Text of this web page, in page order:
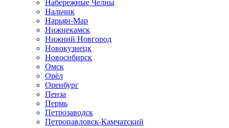
Набережные Челны
Нальчик
Нарьян-Мар
Нижнекамск
Нижний Новгород
Новокузнецк
Новосибирск
Омск
Орёл
Оренбург
Пенза
Пермь
Петрозаводск
Петропавловск-Камчатский